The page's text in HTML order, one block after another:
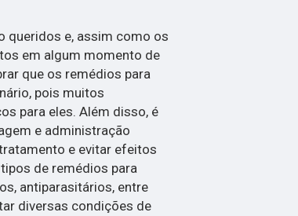
queridos e, assim como os
em algum momento de
que os remédios para
pois muitos
para eles. Além disso, é
e administração
e evitar efeitos
de remédios para
antiparasitários, entre
diversas condições de